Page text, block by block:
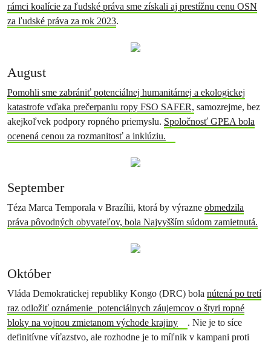
rámci koalície za ľudské práva sme získali aj prestížnu cenu OSN
za ľudské práva za rok 2023.
August
Pomohli sme zabrániť potenciálnej humanitárnej a ekologickej
katastrofe vďaka prečerpaniu ropy FSO SAFER, samozrejme, bez
akejkoľvek podpory ropného priemyslu. Spoločnosť GPEA bola
ocenená cenou za rozmanitosť a inklúziu.
September
Téza Marca Temporala v Brazílii, ktorá by výrazne obmedzila
práva pôvodných obyvateľov, bola Najvyšším súdom zamietnutá.
Október
Vláda Demokratickej republiky Kongo (DRC) bola nútená po tretí
raz odložiť oznámenie potenciálnych záujemcov o štyri ropné
bloky na vojnou zmietanom východe krajiny
. Nie je to síce
definitívne víťazstvo, ale rozhodne je to míľnik v kampani proti